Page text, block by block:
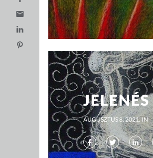
JELENÉS
AUGUSZTUS 8, 2021 IN